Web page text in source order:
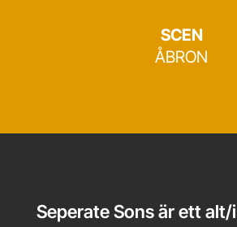
SCEN
ÅBRON
Seperate Sons är ett alt/